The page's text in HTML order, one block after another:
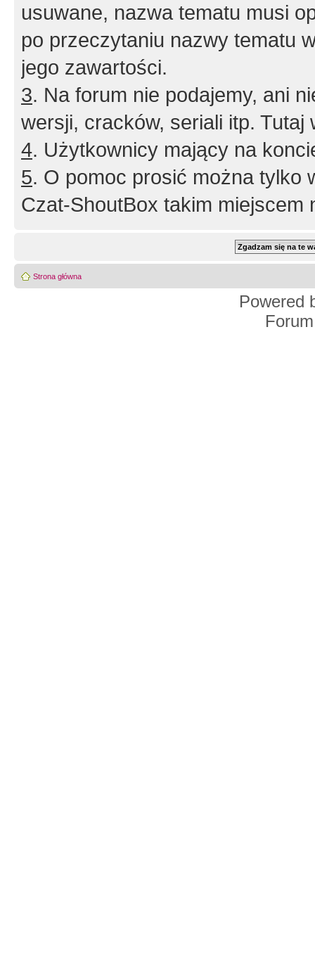
usuwane, nazwa tematu musi
po przeczytaniu nazwy tematu
jego zawartości.
3. Na forum nie podajemy, ani
wersji, cracków, seriali itp. Tutaj
4. Użytkownicy mający na
5. O pomoc prosić można tylko
Czat-ShoutBox takim miejscem
Strona główna
Powered